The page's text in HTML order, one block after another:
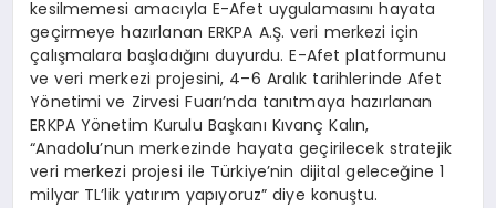
kesilmemesi amacıyla E-Afet uygulamasını hayata
geçirmeye hazırlanan ERKPA A.Ş. veri merkezi için
çalışmalara başladığını duyurdu. E-Afet platformunu
ve veri merkezi projesini, 4–6 Aralık tarihlerinde Afet
Yönetimi ve Zirvesi Fuarı’nda tanıtmaya hazırlanan
ERKPA Yönetim Kurulu Başkanı Kıvanç Kalın,
“Anadolu’nun merkezinde hayata geçirilecek stratejik
veri merkezi projesi ile Türkiye’nin dijital geleceğine 1
milyar TL’lik yatırım yapıyoruz” diye konuştu.